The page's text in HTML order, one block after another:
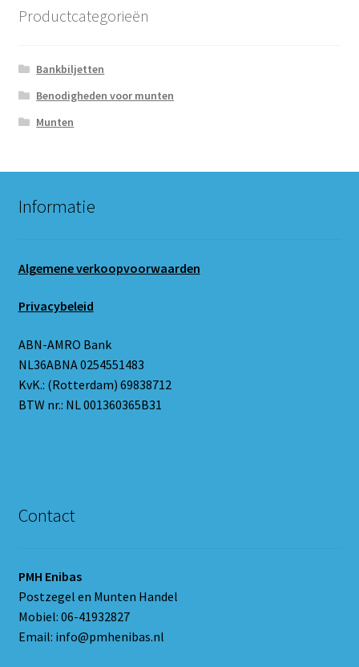
Productcategorieën
Bankbiljetten
Benodigheden voor munten
Munten
Informatie
Algemene verkoopvoorwaarden
Privacybeleid
ABN-AMRO Bank
NL36ABNA 0254551483
KvK.: (Rotterdam) 69838712
BTW nr.: NL 001360365B31
Contact
PMH Enibas
Postzegel en Munten Handel
Mobiel: 06-41932827
Email: info@pmhenibas.nl